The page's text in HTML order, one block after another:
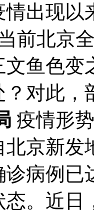
情出现
前北京
文鱼色
对此，
疫情形
北京新
病例已
。近日